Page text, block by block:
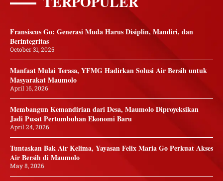
Fransiscus Go: Generasi Muda Harus Disiplin, Mandiri, dan
Berintegritas
October 31, 2025
Manfaat Mulai Terasa, YFMG Hadirkan Solusi Air Bersih untuk
Masyarakat Maumolo
April 16, 2026
Membangun Kemandirian dari Desa, Maumolo Diproyeksikan
Jadi Pusat Pertumbuhan Ekonomi Baru
April 24, 2026
Tuntaskan Bak Air Kelima, Yayasan Felix Maria Go Perkuat Akses
Air Bersih di Maumolo
May 8, 2026